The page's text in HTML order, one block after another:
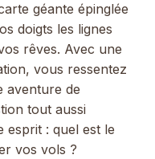
géante épinglée
doigts les lignes
rêves. Avec une
vous ressentez
aventure de
tout aussi
esprit : quel est le
vos vols ?